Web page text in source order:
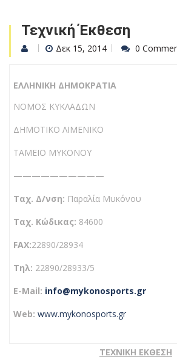
Τεχνική Έκθεση
Δεκ 15, 2014 0
ΕΛΛΗΝΙΚΗ
ΝΟΜΟΣ ΚΥΚΛΑΔΩΝ
ΔΗΜΟΤΙΚΟ ΛΙΜΕΝΙΚΟ
ΤΑΜΕΙΟ ΜΥΚΟΝΟΥ
——————————
Ταχ. Δ/νση: Παραλία Μυκόνου
Tαχ. Κώδικας: 84600
FAX:22890/28934
Τηλ: 22890/28933/5
E-Mail: info@mykonosports.gr
Web:www.mykonosports.gr
ΤΕΧΝΙΚΗ ΕΚΘΕΣΗ